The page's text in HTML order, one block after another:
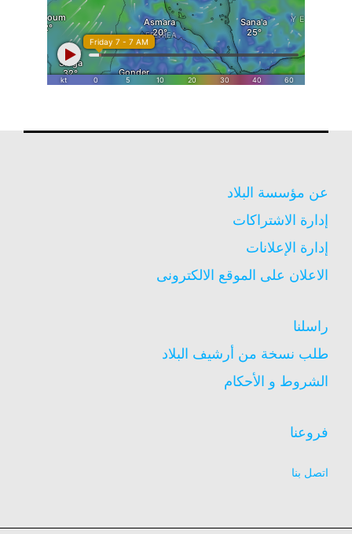
عن مؤسسة البلاد
إدارة الاشتراكات
إدارة الإعلانات
الاعلان على الموقع الالكترونى
راسلنا
طلب نسخة من أرشيف البلاد
الشروط و الأحكام
فروعنا
اتصل بنا